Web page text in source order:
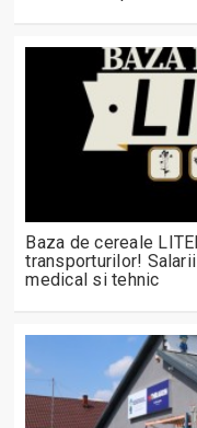
Baza de cereale
transporturilor!
medical si tehnic